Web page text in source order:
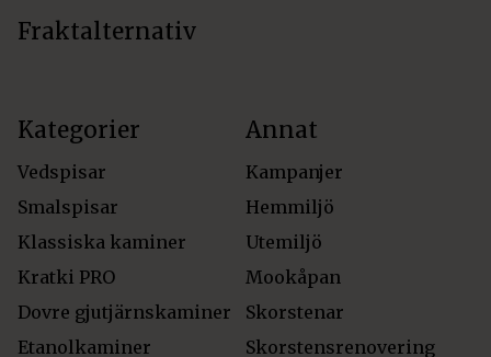
Fraktalternativ
Kategorier
Vedspisar
Smalspisar
Klassiska kaminer
Kratki PRO
Dovre gjutjärnskaminer
Etanolkaminer
Annat
Kampanjer
Hemmiljö
Utemiljö
Mookåpan
Skorstenar
Skorstensrenovering